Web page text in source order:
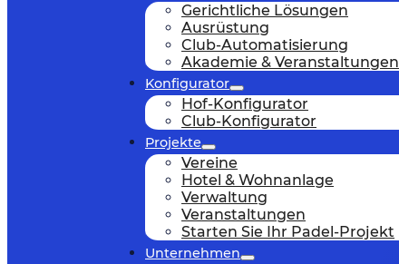
Gerichtliche Lösungen
Ausrüstung
Club-Automatisierung
Akademie & Veranstaltungen
Konfigurator
Hof-Konfigurator
Club-Konfigurator
Projekte
Vereine
Hotel & Wohnanlage
Verwaltung
Veranstaltungen
Starten Sie Ihr Padel-Projekt
Unternehmen